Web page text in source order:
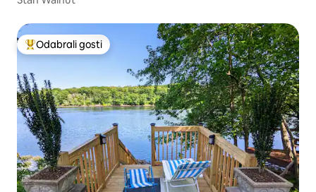
Među najviše rangiranima s oznakom „Odabrali gosti”
Odabrali gosti